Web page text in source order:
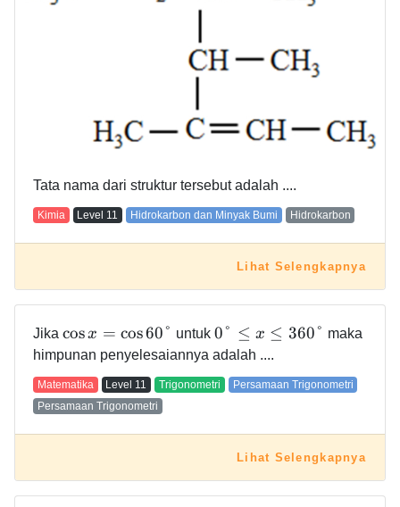
Tata nama dari struktur tersebut adalah ....
Kimia Level 11 Hidrokarbon dan Minyak Bumi Hidrokarbon
Lihat Selengkapnya
Jika cosx = cos60° untuk0° ≤ x ≤ 360° maka
himpunan penyelesaiannya adalah ....
Matematika Level 11 Trigonometri
Persamaan Trigonometri
Persamaan Trigonometri
Lihat Selengkapnya